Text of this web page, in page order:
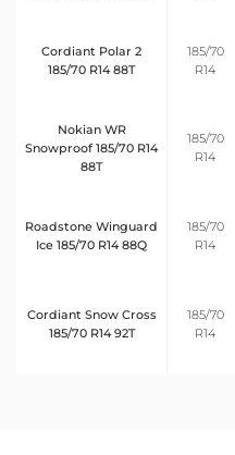
Cordiant Polar 2
185/70 R14 88T
185/70
R14
Nokian WR
Snowproof 185/70 R14
88T
185/70
R14
Roadstone Winguard
Ice 185/70 R14 88Q
185/70
R14
Cordiant Snow Cross
185/70 R14 92T
185/70
R14